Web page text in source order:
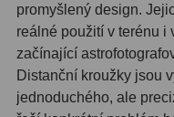
Motory a pohony13
Upínací prvky13
promyšlený design.
reálné použití v terénu i
začínající
Distanční kroužky jsou
jednoduchého, ale